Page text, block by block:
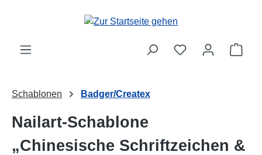
Zum Hauptinhalt springen
Schablonen Badger/Createx
Nailart-Schablone
„Chinesische Schriftzeichen &